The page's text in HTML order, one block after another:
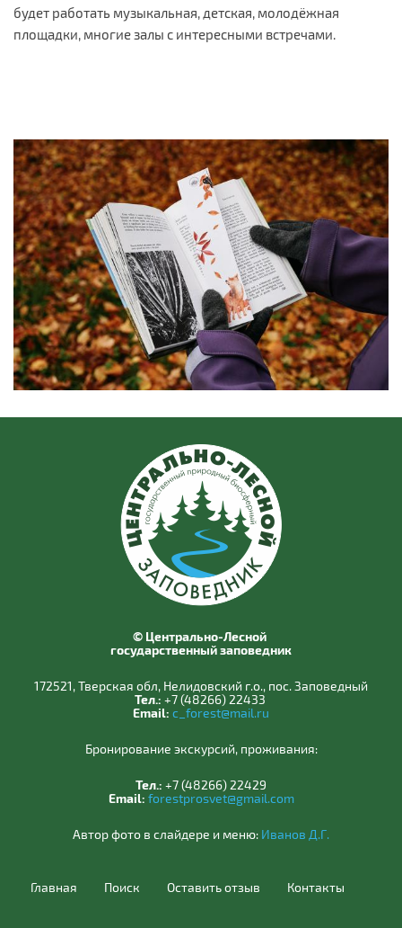
будет работать музыкальная, детская, молодёжная
площадки, многие залы с интересными встречами.
© Центрально-Лесной
государственный заповедник
172521, Тверская обл, Нелидовский г.о., пос. Заповедный
Тел.: +7 (48266) 22433
Email: c_forest@mail.ru
Бронирование экскурсий, проживания:
Тел.: +7 (48266) 22429
Email: forestprosvet@gmail.com
Автор фото в слайдере и меню: Иванов Д.Г.
Главная Поиск Оставить отзыв Контакты